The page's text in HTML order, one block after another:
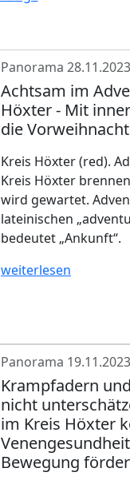
Panorama
Achtsam im
Höxter - Mit
die
Kreis Höxter (red).
Kreis Höxter
wird gewartet.
lateinischen
bedeutet „Ankunft“.
weiterlesen
Panorama
Krampfadern
nicht
im Kreis Höxter
Bewegung